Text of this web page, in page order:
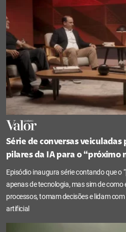
Série de conversas veiculadas
pilares da IA para o “próximo
Episódio inaugura série contando que o
apenas de tecnologia, mas sim de
processos, tomam decisões e lidam
artificial